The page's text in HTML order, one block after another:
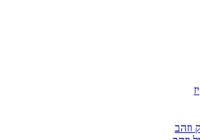
וזהב